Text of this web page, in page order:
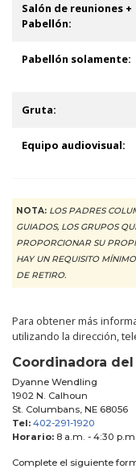
Salón de reuniones +
Pabellón:
Pabellón solamente:
Gruta:
Equipo audiovisual:
NOTA: LOS PADRES
GUIADOS, LOS GRUPOS
PROPORCIONAR SU
HAY UN REQUISITO
DE RETIRO.
Para obtener más
utilizando la dirección,
Coordinadora
Dyanne Wendling
1902 N. Calhoun
St. Columbans, NE 68056
Tel: 402-291-1920
Horario: 8 a.m. - 4:30
Complete el siguiente